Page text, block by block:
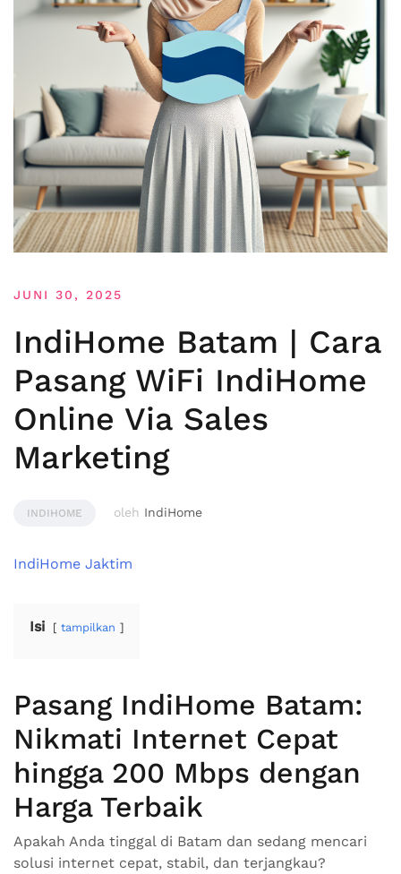
JUNI 30, 2025
IndiHome Batam | Cara
Pasang WiFi IndiHome
Online Via Sales
Marketing
INDIHOME oleh IndiHome
IndiHome Jaktim
Isi tampilkan
Pasang IndiHome Batam:
Nikmati Internet Cepat
hingga 200 Mbps dengan
Harga Terbaik
Apakah Anda tinggal di Batam dan sedang mencari
solusi internet cepat, stabil, dan terjangkau?